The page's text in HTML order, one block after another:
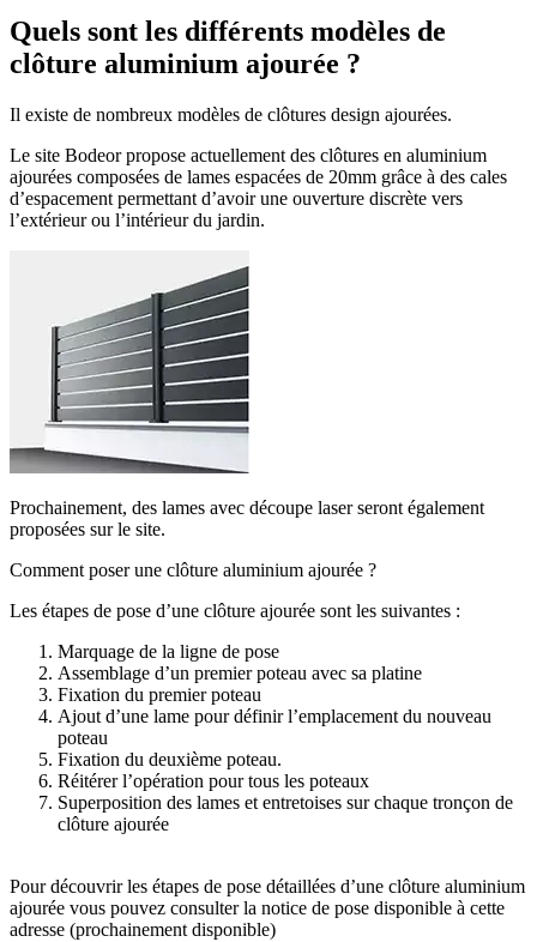
Quels sont les différents modèles de
clôture aluminium ajourée ?
Il existe de nombreux modèles de clôtures design ajourées.
Le site Bodeor propose actuellement des clôtures en aluminium
ajourées composées de lames espacées de 20mm grâce à des cales
d’espacement permettant d’avoir une ouverture discrète vers
l’extérieur ou l’intérieur du jardin.
Prochainement, des lames avec découpe laser seront également
proposées sur le site.
Comment poser une clôture aluminium ajourée ?
Les étapes de pose d’une clôture ajourée sont les suivantes :
Marquage de la ligne de pose
Assemblage d’un premier poteau avec sa platine
Fixation du premier poteau
Ajout d’une lame pour définir l’emplacement du nouveau
poteau
Fixation du deuxième poteau.
Réitérer l’opération pour tous les poteaux
Superposition des lames et entretoises sur chaque tronçon de
clôture ajourée
Pour découvrir les étapes de pose détaillées d’une clôture aluminium
ajourée vous pouvez consulter la notice de pose disponible à cette
adresse (prochainement disponible)